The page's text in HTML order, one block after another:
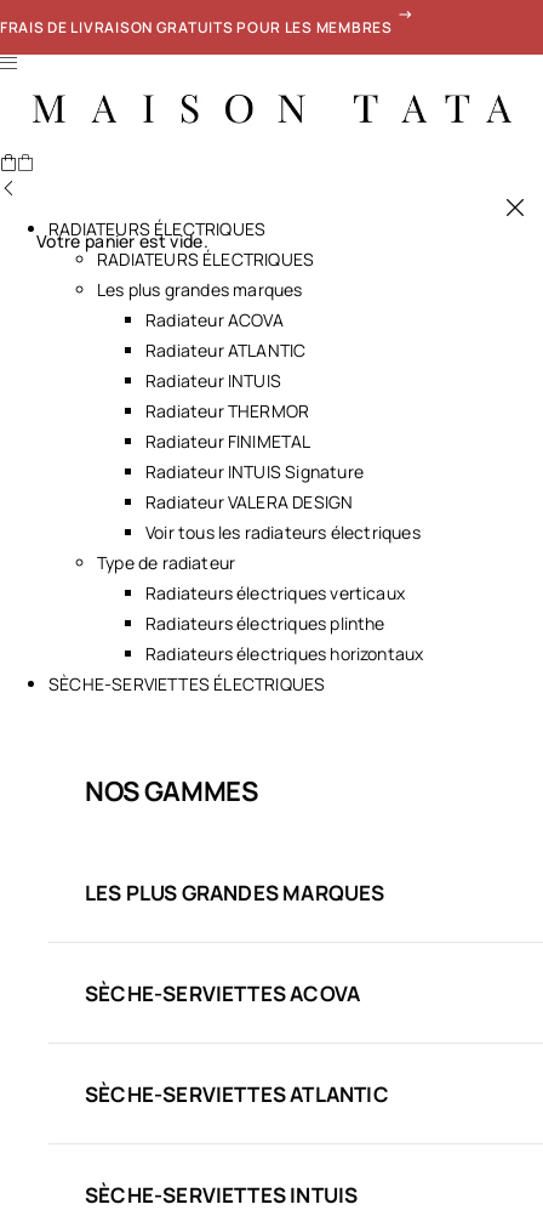
FRAIS DE LIVRAISON GRATUITS POUR LES MEMBRES
Votre panier est vide.
RADIATEURS ÉLECTRIQUES
RADIATEURS ÉLECTRIQUES
Les plus grandes marques
Radiateur ACOVA
Radiateur ATLANTIC
Radiateur INTUIS
Radiateur THERMOR
Radiateur FINIMETAL
Radiateur INTUIS Signature
Radiateur VALERA DESIGN
Voir tous les radiateurs électriques
Type de radiateur
Radiateurs électriques verticaux
Radiateurs électriques plinthe
Radiateurs électriques horizontaux
SÈCHE-SERVIETTES ÉLECTRIQUES
NOS GAMMES
LES PLUS GRANDES MARQUES
SÈCHE-SERVIETTES ACOVA
SÈCHE-SERVIETTES ATLANTIC
SÈCHE-SERVIETTES INTUIS